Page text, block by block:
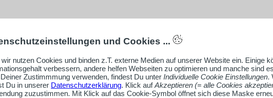
und Cookies ...
nutzen Cookies und binden z.T. externe Medien auf unserer Website ein. Einige
verbessern, andere helfen Webseiten zu optimieren und manche sind
Zustimmmung verwenden, findest Du unter Individuelle Cookie Einstellungen.
Du in unserer Datenschutzerklärung. Klick aufAkzeptieren (= alle Cookies
zuzustimmen. Mit Klick auf das Cookie-Symbol öffnet sich diese Maske